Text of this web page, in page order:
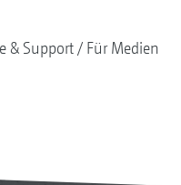
& Support Für Medien